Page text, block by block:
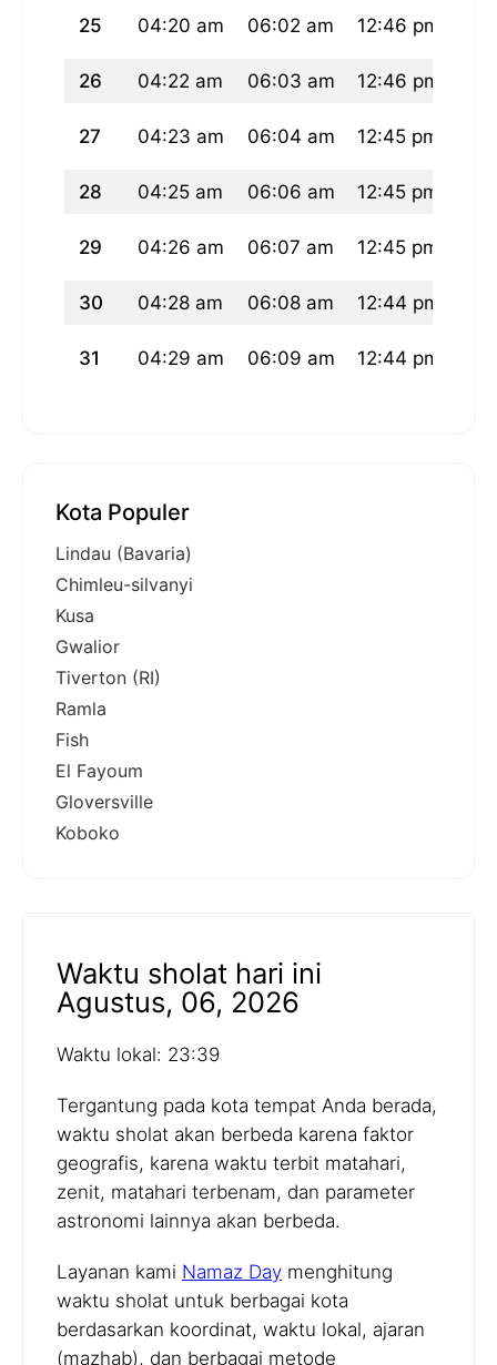
25 04:20 am 06:02 am 12:46 pm
26 04:22 am 06:03 am 12:46 pm
27 04:23 am 06:04 am 12:45 pm
28 04:25 am 06:06 am 12:45 pm
29 04:26 am 06:07 am 12:45 pm
30 04:28 am 06:08 am 12:44 pm
31 04:29 am 06:09 am 12:44 pm
Kota Populer
Lindau (Bavaria)
Chimleu-silvanyi
Kusa
Gwalior
Tiverton (RI)
Ramla
Fish
El Fayoum
Gloversville
Koboko
Waktu sholat hari ini
Agustus, 06, 2026
Waktu lokal: 23:39
Tergantung pada kota tempat Anda berada,
waktu sholat akan berbeda karena faktor
geografis, karena waktu terbit matahari,
zenit, matahari terbenam, dan parameter
astronomi lainnya akan berbeda.
Layanan kami Namaz Day menghitung
waktu sholat untuk berbagai kota
berdasarkan koordinat, waktu lokal, ajaran
(mazhab), dan berbagai metode